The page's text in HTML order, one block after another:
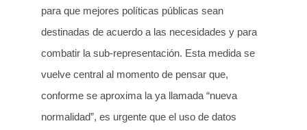
para que mejores políticas públicas sean
destinadas de acuerdo a las necesidades y para
combatir la sub-representación. Esta medida se
vuelve central al momento de pensar que,
conforme se aproxima la ya llamada “nueva
normalidad”, es urgente que el uso de datos